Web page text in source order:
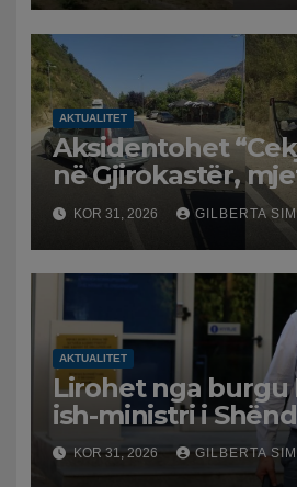
bllokuar
AKTUALITET
Aksidentohet
në Gjirokastër,
përplaset me atë
bektashian
KOR 31, 2026 GILBERTA
AKTUALITET
Lirohet nga burgu
ish-ministri i
‘kthehet’ në shtëpi,
ndryshon masën
KOR 31, 2026 GILBERTA